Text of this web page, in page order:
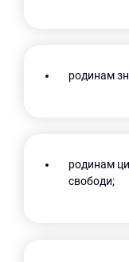
родинам
родинам
свободи;